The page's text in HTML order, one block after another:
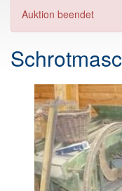
Auktion beendet